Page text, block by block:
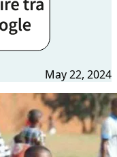
May 22, 2024